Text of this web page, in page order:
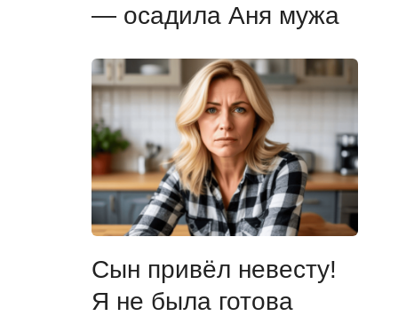
— осадила Аня мужа
Сын привёл невесту!
Я не была готова